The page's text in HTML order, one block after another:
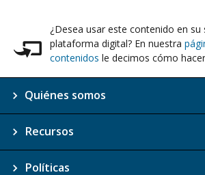
¿Desea usar este contenido en
plataforma digital? En nuestra
contenidos le decimos cómo
Quiénes somos
Recursos
Políticas